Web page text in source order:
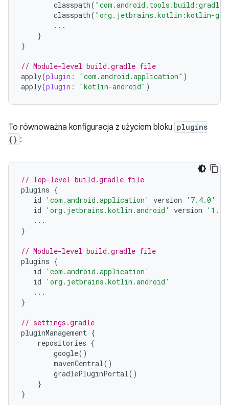
classpath(
classpath( "org.jetbrains.kotlin:kotlin-
...
}
}
// Module-level build.gradle file
apply(plugin: "com.android.application" )
apply(plugin: "kotlin-android" )
To równoważna konfiguracja z użyciem bloku plugins
{} :
// Top-level build.gradle file
plugins {
id
'com.android.application' version '7.4.0'
id
'org.jetbrains.kotlin.android' version
...
}
// Module-level build.gradle file
plugins {
id
'com.android.application'
id
'org.jetbrains.kotlin.android'
...
}
// settings.gradle
pluginManagement {
repositories {
google()
mavenCentral()
gradlePluginPortal()
}
}